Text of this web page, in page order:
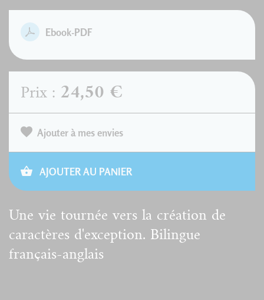
Ebook-PDF
Prix : 24,50 €
Ajouter à mes envies
AJOUTER AU PANIER
Une vie tournée vers la création de
caractères d'exception. Bilingue
français-anglais